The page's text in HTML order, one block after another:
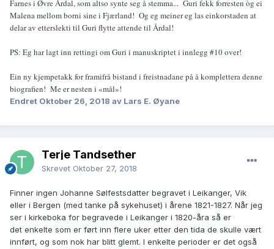
Farnes i Øvre Årdal, som altso synte seg å stemma... Guri fekk forresten òg ei
Malena mellom borni sine i Fjærland! Og eg meiner eg las einkorstaden at
delar av etterslekti til Guri flytte attende til Årdal!
PS: Eg har lagt inn rettingi om Guri i manuskriptet i innlegg #10 over!
Ein ny kjempetakk for framifrå bistand i freistnadane på å komplettera denne
biografien! Me er nesten i «mål»!
Endret Oktober 26, 2018 av Lars E. Øyane
Terje Tandsether
Skrevet Oktober 27, 2018
Finner ingen Johanne Sølfestsdatter begravet i Leikanger, Vik
eller i Bergen (med tanke på sykehuset) i årene 1821-1827. Når jeg
ser i kirkeboka for begravede i Leikanger i 1820-åra så er
det enkelte som er ført inn flere uker etter den tida de skulle vært
innført, og som nok har blitt glemt. I enkelte perioder er det også